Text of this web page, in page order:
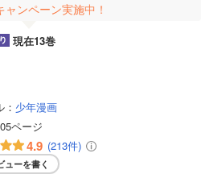
ャンペーン実施中！
現在13巻
少年漫画
ページ
4.9 (213件)
ューを書く